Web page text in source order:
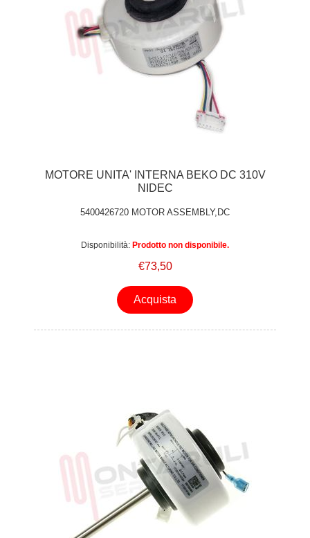
MOTORE UNITA' INTERNA BEKO DC 310V
NIDEC
5400426720 MOTOR ASSEMBLY,DC
Disponibilità: Prodotto non disponibile.
€73,50
Acquista